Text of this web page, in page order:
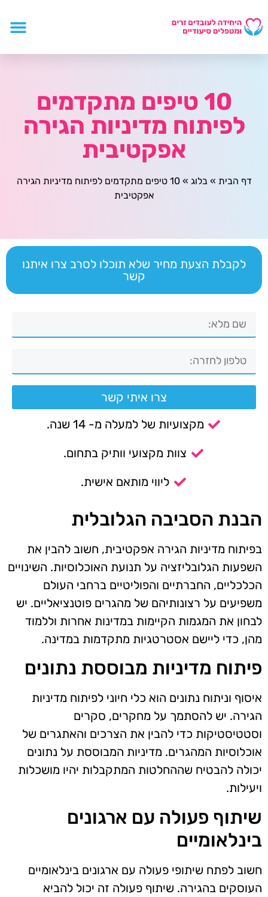
10 טיפים מתקדמים
לפיתוח מדיניות הגירה
אפקטיבית
דף הבית »בלוג »
10 טיפים מתקדמים לפיתוח מדיניות הגירה
אפקטיבית
לקבלת הצעת מחיר שלא תוכלו לסרב צרו איתנו
קשר
צרו איתי קשר
מקצועיות של למעלה מ- 14 שנה.
צוות מקצועי וותיק בתחום.
ליווי מותאם אישית.
הבנת הסביבה הגלובלית
בפיתוח מדיניות הגירה אפקטיבית, חשוב להבין את
השפעות הגלובליזציה על תנועת האוכלוסיות. השינויים
הכלכליים, החברתיים והפוליטיים ברחבי העולם
משפיעים על רצונותיהם של מהגרים פוטנציאליים. יש
לבחון את המגמות הקיימות במדינות אחרות וללמוד
מהן, כדי ליישם אסטרטגיות מתקדמות במדינה.
פיתוח מדיניות מבוססת נתונים
איסוף וניתוח נתונים הוא כלי חיוני לפיתוח מדיניות
הגירה. יש להסתמך על מחקרים, סקרים
וסטטיסטיקות כדי להבין את הצרכים והאתגרים של
אוכלוסיות המהגרים. מדיניות המבוססת על נתונים
יכולה להבטיח שההחלטות המתקבלות יהיו מושכלות
ויעילות.
שיתוף פעולה עם ארגונים
בינלאומיים
חשוב לפתח שיתופי פעולה עם ארגונים בינלאומיים
העוסקים בהגירה. שיתוף פעולה זה יכול להביא